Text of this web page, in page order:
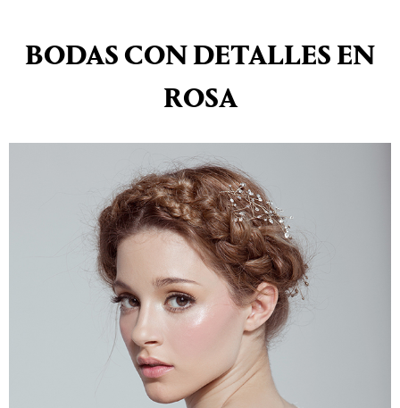
BODAS CON DETALLES EN
ROSA